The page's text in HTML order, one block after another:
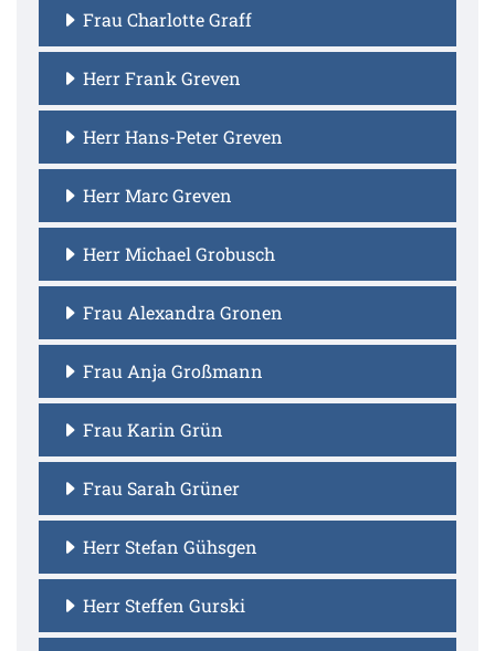
Frau Charlotte Graff
Herr Frank Greven
Herr Hans-Peter Greven
Herr Marc Greven
Herr Michael Grobusch
Frau Alexandra Gronen
Frau Anja Großmann
Frau Karin Grün
Frau Sarah Grüner
Herr Stefan Gühsgen
Herr Steffen Gurski